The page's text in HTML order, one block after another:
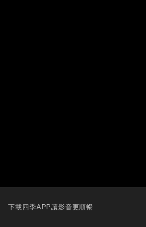
下載四季APP讓影音更順暢